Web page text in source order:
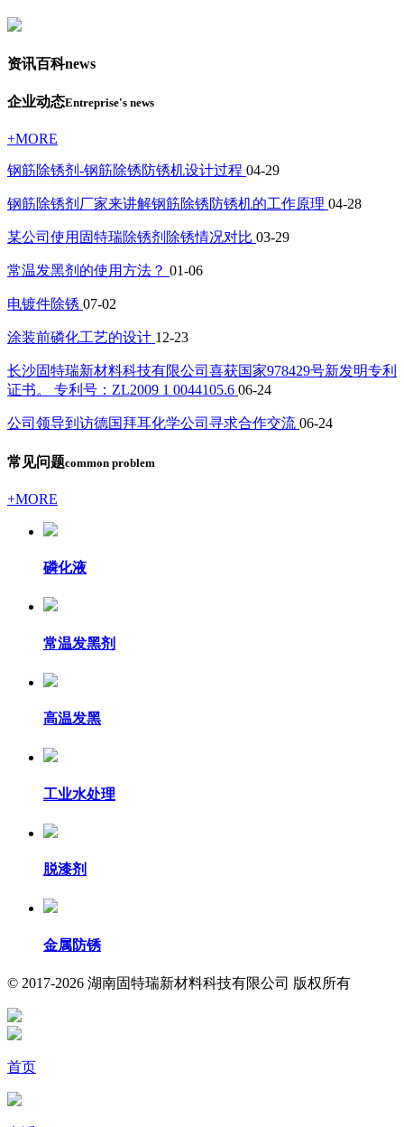
资讯百科news
企业动态Entreprise's news
+MORE
钢筋除锈剂-钢筋除锈防锈机设计过程 04-29
钢筋除锈剂厂家来讲解钢筋除锈防锈机的工作原理 04-28
某公司使用固特瑞除锈剂除锈情况对比 03-29
常温发黑剂的使用方法？ 01-06
电镀件除锈 07-02
涂装前磷化工艺的设计 12-23
长沙固特瑞新材料科技有限公司喜获国家978429号新发明专利
证书。 专利号：ZL2009 1 0044105.6 06-24
公司领导到访德国拜耳化学公司寻求合作交流 06-24
常见问题common problem
+MORE
磷化液
常温发黑剂
高温发黑
工业水处理
脱漆剂
金属防锈
© 2017-2026 湖南固特瑞新材料科技有限公司 版权所有
首页